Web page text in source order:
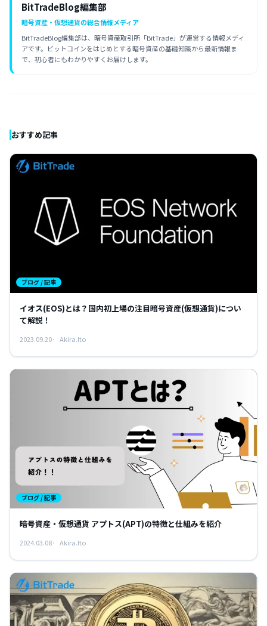
BitTradeBlog編集部
暗号資産・仮想通貨の総合情報メディア
BitTradeBlog編集部は、暗号資産取引所「BitTrade」が運営する情報メディ
アです。ビットコインをはじめとする暗号資産の基礎知識から最新情報ま
で、初心者にもわかりやすくお届けします。
おすすめ記事
ブログ / 記事
イオス(EOS)とは？国内初上場の注目暗号資産(仮想通貨)につい
て解説！
2023.09.20 Akira.Ito
ブログ / 記事
暗号資産・仮想通貨 アプトス(APT)の特徴と仕組みを紹介
2024.03.08 Akira.Ito